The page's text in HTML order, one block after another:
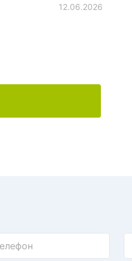
12.06.2026